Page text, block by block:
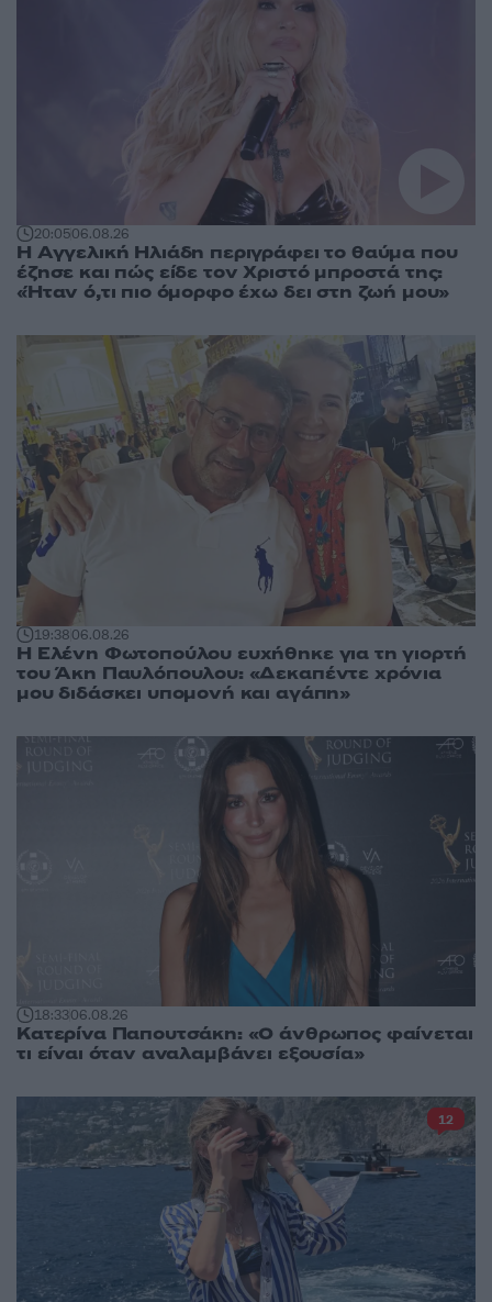
20:0506.08.26
Η Αγγελική Ηλιάδη περιγράφει το θαύμα που
έζησε και πώς είδε τον Χριστό μπροστά της:
«Ήταν ό,τι πιο όμορφο έχω δει στη ζωή μου»
19:3806.08.26
Η Ελένη Φωτοπούλου ευχήθηκε για τη γιορτή
του Άκη Παυλόπουλου: «Δεκαπέντε χρόνια
μου διδάσκει υπομονή και αγάπη»
18:3306.08.26
Κατερίνα Παπουτσάκη: «Ο άνθρωπος φαίνεται
τι είναι όταν αναλαμβάνει εξουσία»
12